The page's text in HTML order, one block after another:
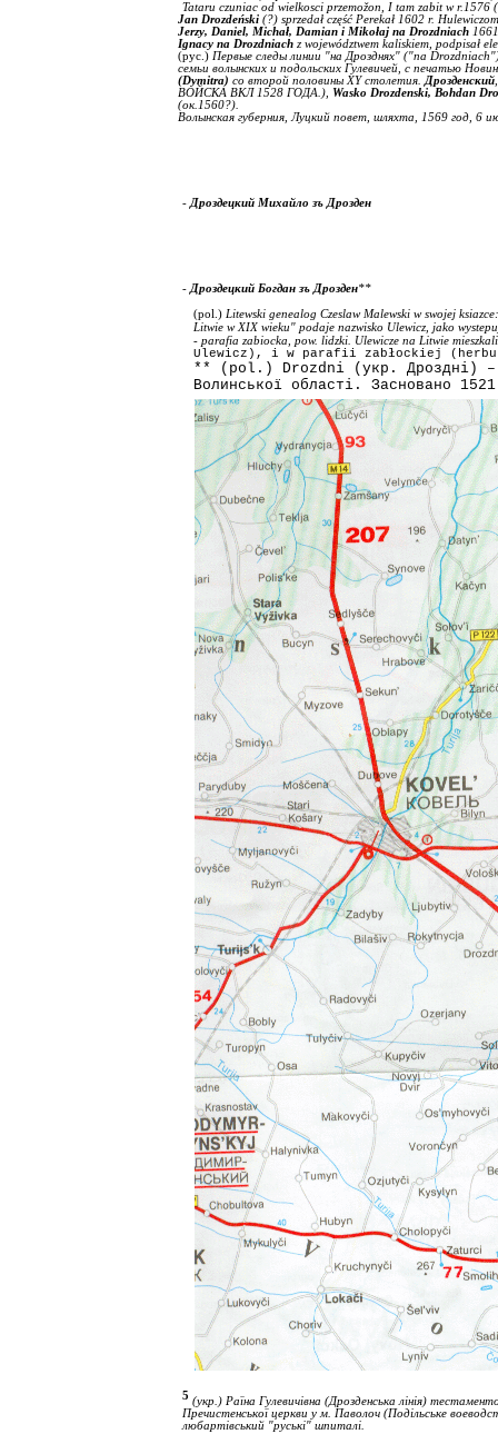
Tataru czuniac od wielkosci przemožon, I tam zabit w
Jan Drozdeński (?) sprzedał część Perekał 1602 r.
Jerzy, Daniel, Michał, Damian i Mikołaj na Drozdniach
Ignacy na Drozdniach z województwem kaliskiem, podpisał
(рус.) Первые следы линии "на Дрозднях" ("na Drozdniach
семьи волынских и подольских Гулевичей, с печатью
(Dymitra) со второй половины XY столетия. Дрозденский
ВОЙСКА ВКЛ 1528 ГОДА.), Wasko Drozdenski, Bohdan
(ок.1560?).
Волынская губерния, Луцкий повет, шляхта, 1569 год, 6
- Дроздецкий Михайло зъ Дрозден
- Дроздецкий Богдан зъ Дрозден**
(pol.) Litewski genealog Czeslaw Malewski w swojej
Litwie w XIX wieku" podaje nazwisko Ulewicz, jako
- parafia zabіocka, pow. lidzki. Ulewicze na Litwie
Ulewicz), i w parafii zabłockiej
** ( pol .) Drozdni (укр. Дроздні)
Волинської області. Засновано
5 (укр.) Раїна Гулевичівна (Дрозденська лінія)
Пречистенської церкви у м. Паволоч (Подільське
любартівський "руські" шпиталі.